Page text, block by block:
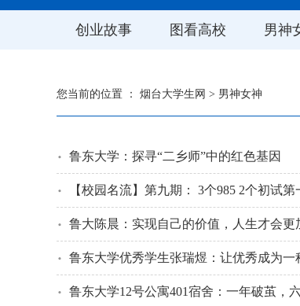
创业故事 图看高校 男神
您当前的位置 ： 烟台大学生网 > 男神女神
鲁东大学：探寻“二乡师”中的红色基因
【校园名流】第九期： 3个985 2个初试
鲁大陈晨：实现自己的价值，人生才会更
鲁东大学优秀学生张瑞煜：让优秀成为一
鲁东大学12号公寓401宿舍：一年破茧，
孙维：设立秦岭